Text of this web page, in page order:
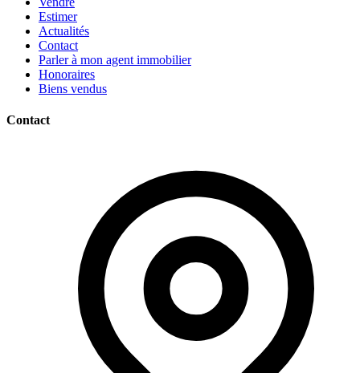
Estimer
Actualités
Contact
Parler à mon agent immobilier
Honoraires
Biens vendus
Contact